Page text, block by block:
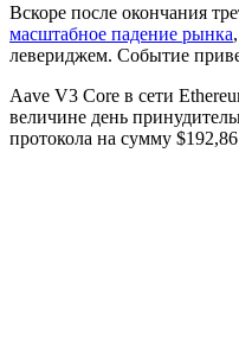
Вскоре после окончания
масштабное падение рынка
левериджем. Событие
Aave V3 Core в сети
величине день
протокола на сумму